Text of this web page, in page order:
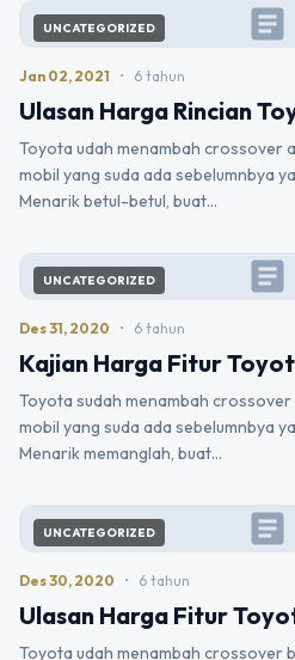
article
UNCATEGORIZED
Jan 02, 2021 • 6 tahun
Ulasan Harga Rincian
Toyota udah menambah crossover
mobil yang suda ada sebelumnbya
Menarik betul-betul, buat…
article
UNCATEGORIZED
Des 31, 2020 • 6 tahun
Kajian Harga Fitur
Toyota sudah menambah
mobil yang suda ada sebelumnbya
Menarik memanglah, buat…
article
UNCATEGORIZED
Des 30, 2020 • 6 tahun
Ulasan Harga Fitur
Toyota udah menambah crossover